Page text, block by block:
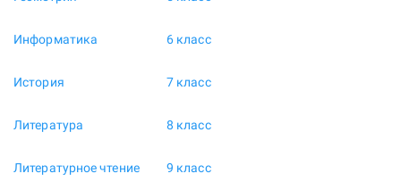
Информатика
История
Литература
Литературное чтение
6 класс
7 класс
8 класс
9 класс